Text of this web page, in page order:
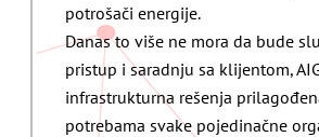
potrošači energije.
Danas to više ne mora da bude
pristup i saradnju sa klijentom,
infrastrukturna rešenja
potrebama svake pojedinačne